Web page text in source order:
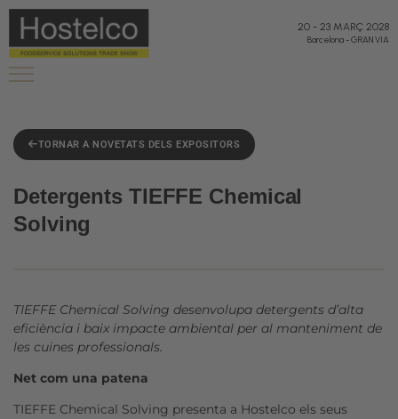
20 - 23 MARÇ 2028
Barcelona-GRAN VIA
TORNAR A NOVETATS DELS EXPOSITORS
Detergents TIEFFE Chemical
Solving
TIEFFE Chemical Solving desenvolupa detergents d’alta
eficiència i baix impacte ambiental per al manteniment de
les cuines professionals.
Net com una patena
TIEFFE Chemical Solving presenta a Hostelco els seus